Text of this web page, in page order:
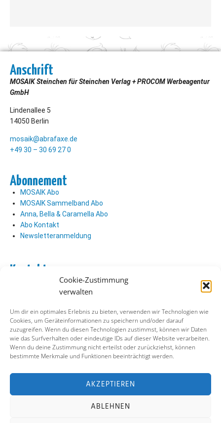
Cookie-Zustimmung
verwalten
Um dir ein optimales Erlebnis zu bieten, verwenden wir Technologien wie
Cookies, um Geräteinformationen zu speichern und/oder darauf
zuzugreifen. Wenn du diesen Technologien zustimmst, können wir Daten
wie das Surfverhalten oder eindeutige IDs auf dieser Website verarbeiten.
Wenn du deine Zustimmung nicht erteilst oder zurückziehst, können
bestimmte Merkmale und Funktionen beeinträchtigt werden.
AKZEPTIEREN
ABLEHNEN
Anschrift
MOSAIK Steinchen für Steinchen Verlag + PROCOM Werbeagentur
GmbH
Lindenallee 5
14050 Berlin
mosaik@abrafaxe.de
+49 30 – 30 69 27 0
Abonnement
MOSAIK Abo
MOSAIK Sammelband Abo
Anna, Bella & Caramella Abo
Abo Kontakt
Newsletteranmeldung
Kontakt
Verlag Kontakt
Soziale Medien
Facebook
Instagram